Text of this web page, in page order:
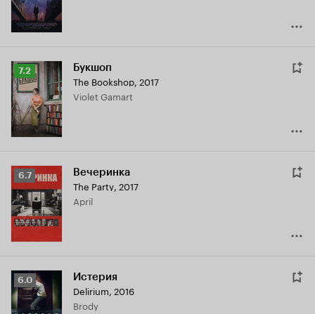
Рейтинг
Кинопоиска
7.2 Букшоп
The Bookshop, 2017
Violet Gamart
Рейтинг
Кинопоиска
6.7
6.7 Вечеринка
The Party, 2017
April
Рейтинг
Кинопоиска
6.0
6.0 Истерия
Delirium, 2016
Brody